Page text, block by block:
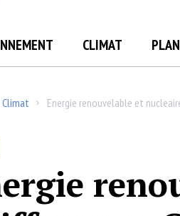
CLIMAT
Climat Energie renouvelable et